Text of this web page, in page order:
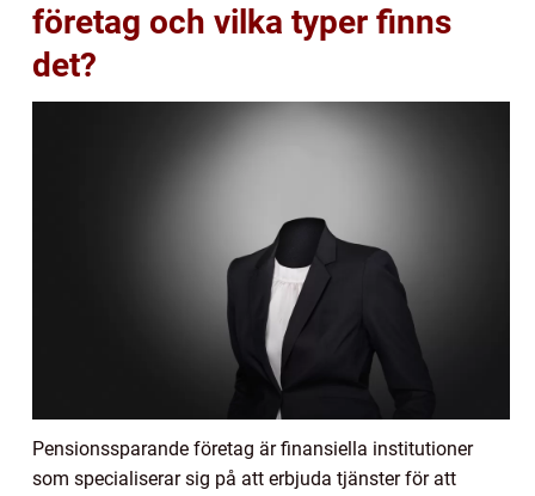
företag och vilka typer finns
det?
Pensionssparande företag är finansiella institutioner
som specialiserar sig på att erbjuda tjänster för att